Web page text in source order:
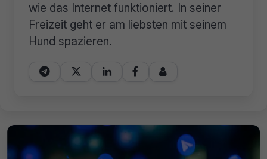
wie das Internet funktioniert. In seiner
Freizeit geht er am liebsten mit seinem
Hund spazieren.
    